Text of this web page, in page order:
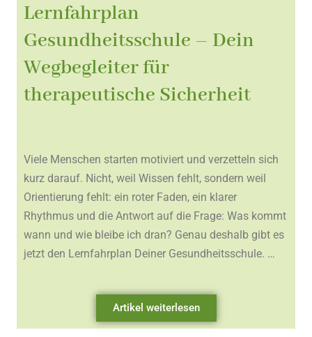
Lernfahrplan
Gesundheitsschule – Dein
Wegbegleiter für
therapeutische Sicherheit
Viele Menschen starten motiviert und verzetteln sich
kurz darauf. Nicht, weil Wissen fehlt, sondern weil
Orientierung fehlt: ein roter Faden, ein klarer
Rhythmus und die Antwort auf die Frage: Was kommt
wann und wie bleibe ich dran? Genau deshalb gibt es
jetzt den Lernfahrplan Deiner Gesundheitsschule. …
Artikel weiterlesen